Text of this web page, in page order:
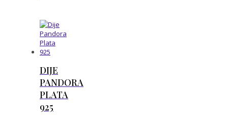
DIJE
PANDORA
PLATA
925